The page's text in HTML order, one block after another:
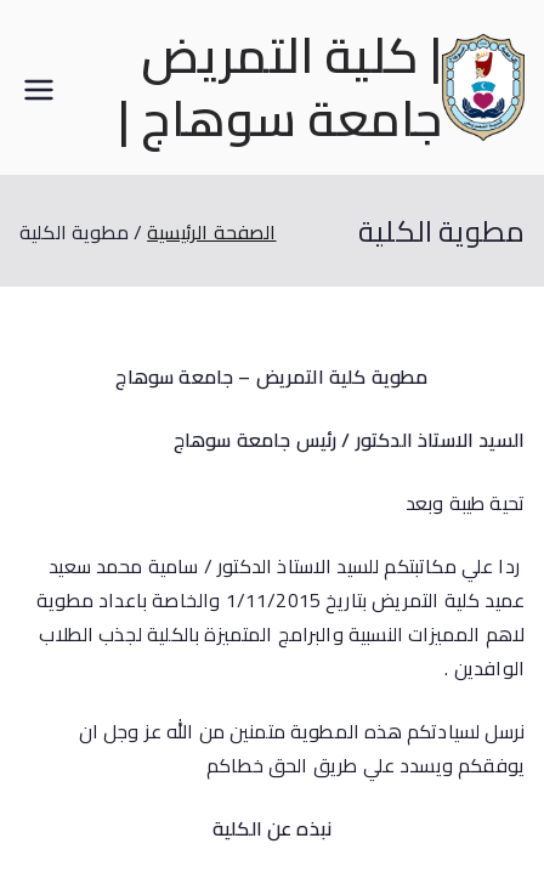
| كلية التمريض
جامعة سوهاج |
مطوية الكلية الصفحة الرئيسية مطوية الكلية
مطوية كلية التمريض – جامعة سوهاج
السيد الاستاذ الدكتور / رئيس جامعة سوهاج
تحية طيبة وبعد
ردا علي مكاتبتكم للسيد الاستاذ الدكتور / سامية محمد سعيد
عميد كلية التمريض بتاريخ 1/11/2015 والخاصة باعداد مطوية
لاهم المميزات النسبية والبرامج المتميزة بالكلية لجذب الطلاب
الوافدين .
نرسل لسيادتكم هذه المطوية متمنين من الله عز وجل ان
يوفقكم ويسدد علي طريق الحق خطاكم
نبذه عن الكلية